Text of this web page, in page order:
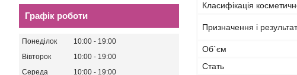
Класифікація
Призначення і результат
Об`єм
Стать
Графік роботи
Понеділок 10:00
19:00
Вівторок
10:00
19:00
Середа
10:00
19:00